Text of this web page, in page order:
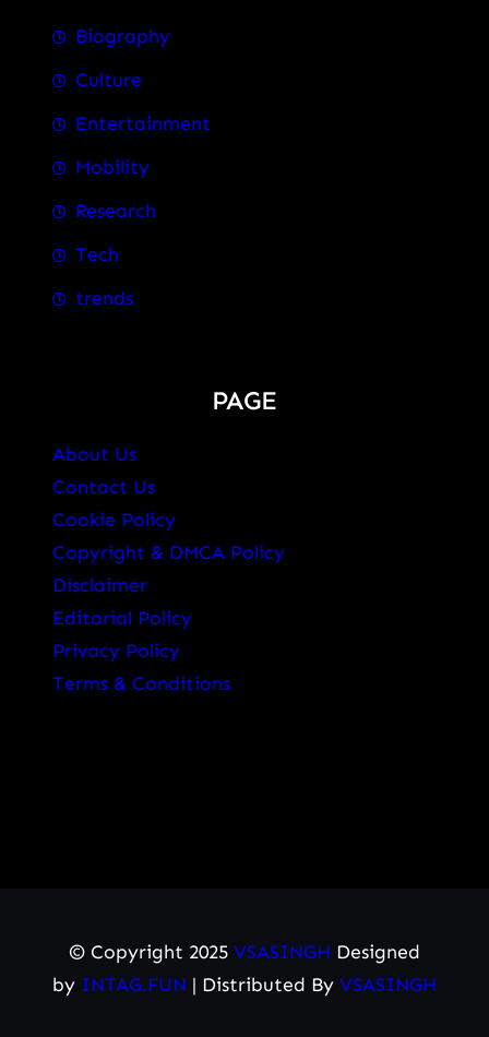
Biography
Culture
Entertainment
Mobility
Research
Tech
trends
PAGE
About Us
Contact Us
Cookie Policy
Copyright & DMCA Policy
Disclaimer
Editorial Policy
Privacy Policy
Terms & Conditions
© Copyright 2025 VSASINGH Designed
by INTAG.FUN | Distributed By VSASINGH